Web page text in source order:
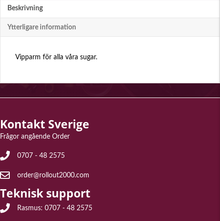
Beskrivning
Ytterligare information
Vipparm för alla våra sugar.
Kontakt Sverige
Frågor angående Order
Frågor angående Order: 0707 - 48 2575
0707 - 48 2575
E-post för frågor angående order: order@rollout2000.com
order@rollout2000.com
Teknisk support
Teknisk support Rasmus: 0707 - 48 2575
Rasmus: 0707 - 48 2575